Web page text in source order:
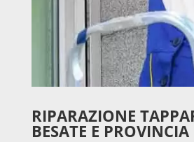
RIPARAZIONE
BESATE E PROVINCIA